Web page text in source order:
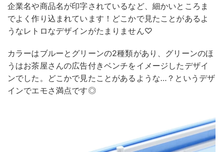
企業名や商品名が印字されているなど、細かいところま
でよく作り込まれています！どこかで見たことがあるよ
うなレトロなデザインがたまりません♡
カラーはブルーとグリーンの2種類があり、グリーンのほ
うはお茶屋さんの広告付きベンチをイメージしたデザイ
ンでした。どこかで見たことがあるような…？というデザ
インでエモさ満点です◎